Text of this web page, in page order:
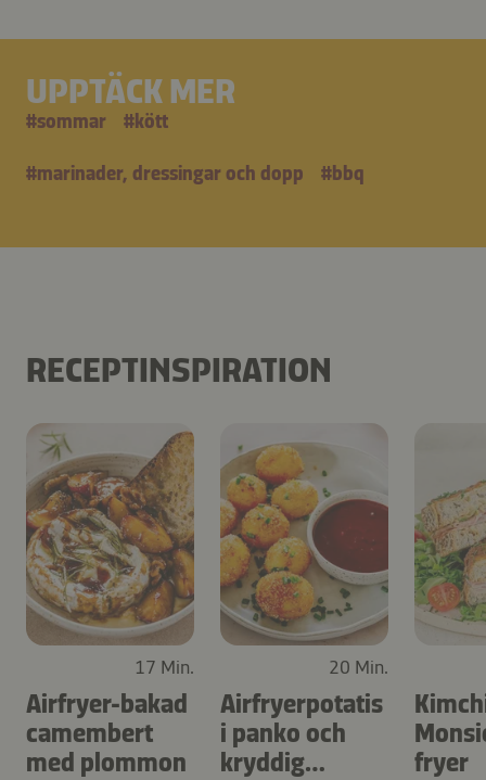
UPPTÄCK MER
#sommar #kött
#marinader, dressingar och dopp #bbq
RECEPTINSPIRATION
17 Min.
Airfryer-bakad
camembert
med plommon
20 Min.
Airfryerpotatis
i panko och
kryddig
fryer